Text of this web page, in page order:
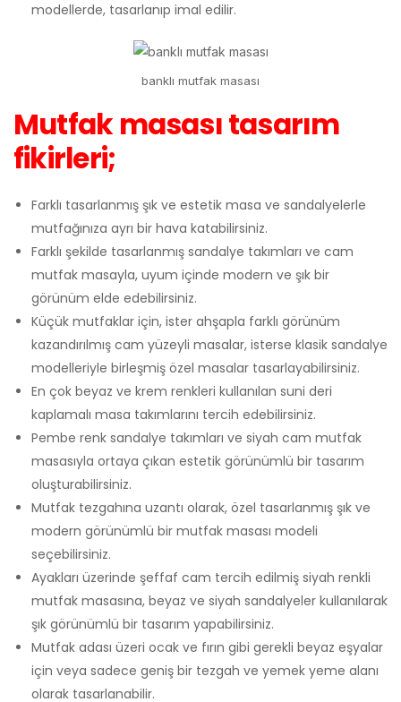
modellerde, tasarlanıp imal edilir.
banklı mutfak masası
Mutfak masası tasarım
fikirleri;
Farklı tasarlanmış şık ve estetik masa ve sandalyelerle
mutfağınıza ayrı bir hava katabilirsiniz.
Farklı şekilde tasarlanmış sandalye takımları ve cam
mutfak masayla, uyum içinde modern ve şık bir
görünüm elde edebilirsiniz.
Küçük mutfaklar için, ister ahşapla farklı görünüm
kazandırılmış cam yüzeyli masalar, isterse klasik sandalye
modelleriyle birleşmiş özel masalar tasarlayabilirsiniz.
En çok beyaz ve krem renkleri kullanılan suni deri
kaplamalı masa takımlarını tercih edebilirsiniz.
Pembe renk sandalye takımları ve siyah cam mutfak
masasıyla ortaya çıkan estetik görünümlü bir tasarım
oluşturabilirsiniz.
Mutfak tezgahına uzantı olarak, özel tasarlanmış şık ve
modern görünümlü bir mutfak masası modeli
seçebilirsiniz.
Ayakları üzerinde şeffaf cam tercih edilmiş siyah renkli
mutfak masasına, beyaz ve siyah sandalyeler kullanılarak
şık görünümlü bir tasarım yapabilirsiniz.
Mutfak adası üzeri ocak ve fırın gibi gerekli beyaz eşyalar
için veya sadece geniş bir tezgah ve yemek yeme alanı
olarak tasarlanabilir.